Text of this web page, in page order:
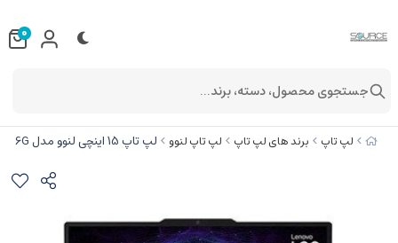
لپ تاپ برند های لپ تاپ لپ تاپ لنوو لپ تاپ 15 اینچی لنوو مدل LOQ 15IRX9 Core i5 12450HX/24GB RAM/512GB SSD/RTX 4050 6G
0
جستجوی محصول، دسته، برند...